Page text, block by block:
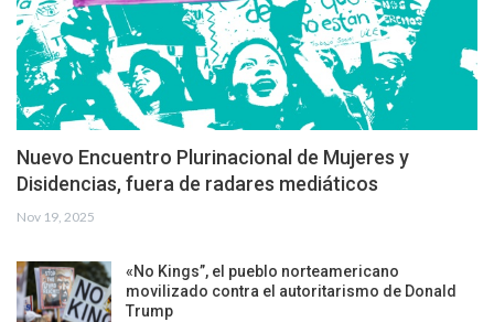
Nuevo Encuentro Plurinacional de Mujeres y
Disidencias, fuera de radares mediáticos
Nov 19, 2025
«No Kings”, el pueblo norteamericano
movilizado contra el autoritarismo de Donald
Trump